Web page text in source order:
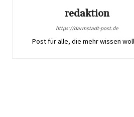
redaktion
https://darmstadt-post.de
Post für alle, die mehr wissen